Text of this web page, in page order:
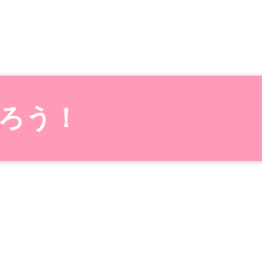
う！